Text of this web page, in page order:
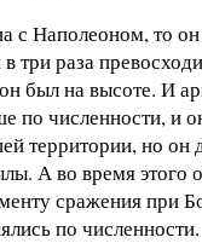
с Наполеоном, то
три раза
был на высоте. И
по численности, и
территории, но он
А во время этого
сражения при
по численности.